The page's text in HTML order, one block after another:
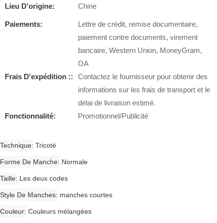
Lieu D'origine: Chine
Paiements:
Lettre de crédit, remise documentaire,
paiement contre documents, virement
bancaire, Western Union, MoneyGram,
OA
Frais D'expédition ::
Contactez le fournisseur pour obtenir des
informations sur les frais de transport et le
délai de livraison estimé.
Fonctionnalité:
Promotionnel/Publicité
Technique Tricoté
Forme De Manche Normale
Taille Les deux codes
Style De Manches manches courtes
Couleur Couleurs mélangées